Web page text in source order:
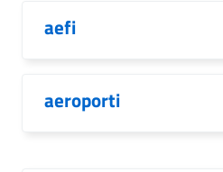
aefi
aeroporti